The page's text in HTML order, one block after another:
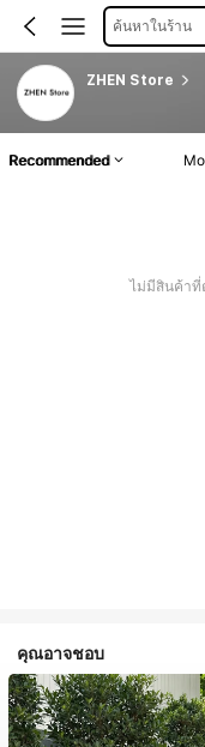
ค้นหาในร้าน
ZHEN Store
Recommended
ไม่มีสินค้าที่
คุณอาจชอบ